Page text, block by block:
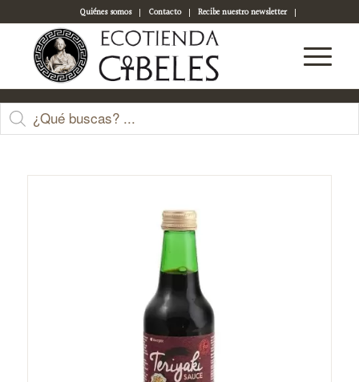
Quiénes somos Contacto
Recibe nuestro newsletter
Acceso a tu cuenta
Tienda